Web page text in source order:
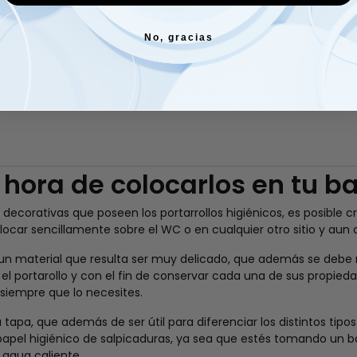
Platos de Plástico
Plato caña de azúcar
cm
de colocarlos en tu
que poseen los portarrollos higiénicos, es
sencillamente sobre el WC o en cualquier otro sitio y
material que resulta ser muy delicado, que además se
portarollo y con el fin de conservar cada una de sus
que lo necesites.
que además de ser útil para diferenciar los distintos
higiénico de salpicaduras, ya sea que estés tomando un
No, gracias